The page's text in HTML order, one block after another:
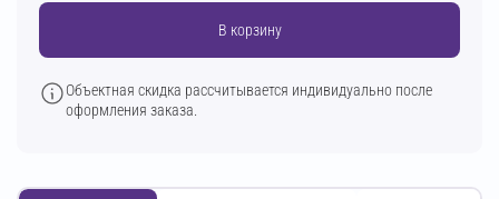
В корзину
Объектная скидка рассчитывается индивидуально после
оформления заказа.